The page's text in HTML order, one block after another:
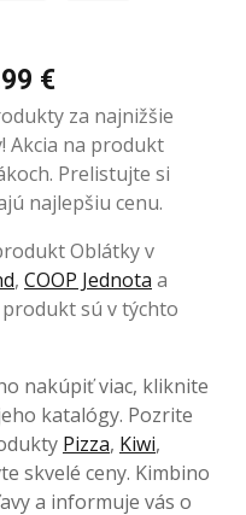
€
za najnižšie
Akcia na produkt
Prelistujte si
najlepšiu cenu.
Oblátky v
, COOP Jednota a
sú v týchto
nakúpiť viac, kliknite
katalógy. Pozrite
Pizza, Kiwi,
skvelé ceny. Kimbino
a informuje vás o